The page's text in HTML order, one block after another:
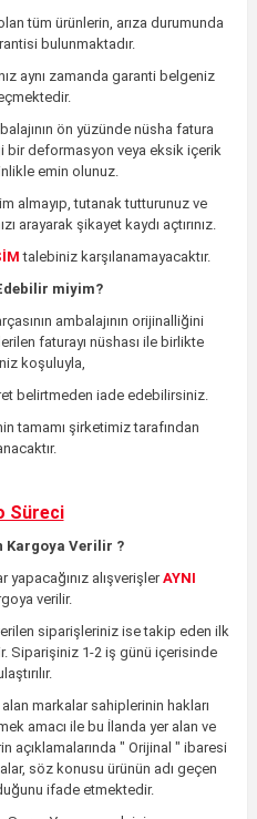
tüm ürünlerin, arıza durumunda
bulunmaktadır.
aynı zamanda garanti belgeniz
ön yüzünde nüsha fatura
bir deformasyon veya eksik içerik
emin olunuz.
almayıp, tutanak tutturunuz ve
arayarak şikayet kaydı açtırınız.
talebiniz karşılanamayacaktır.
miyim?
ambalajının orijinalliğini
faturayı nüshası ile birlikte
koşuluyla,
belirtmeden iade edebilirsiniz.
tamamı şirketimiz tarafından
Süreci
Kargoya Verilir ?
alışverişler AYNI
verilir.
siparişleriniz ise takip eden ilk
Siparişiniz 1-2 iş günü içerisinde
markalar sahiplerinin hakları
amacı ile bu İlanda yer alan ve
açıklamalarında " Orijinal " ibaresi
söz konusu ürünün adı geçen
ifade etmektedir.